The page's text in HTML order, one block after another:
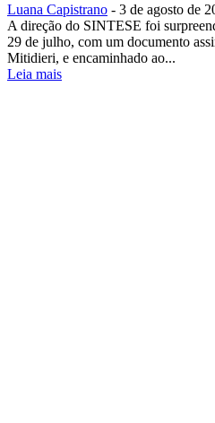
Luana Capistrano - 3 de agosto de
A direção do SINTESE foi
29 de julho, com um documento
Mitidieri, e encaminhado ao...
Leia mais